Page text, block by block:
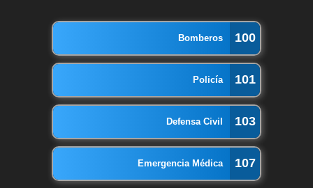
Bomberos 100
Policía 101
Defensa Civil 103
Emergencia Médica 107